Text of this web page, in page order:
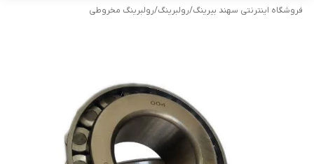
فروشگاه اینترنتی سهند بیرینگ/رولبرینگ/رولبرینگ مخروطی